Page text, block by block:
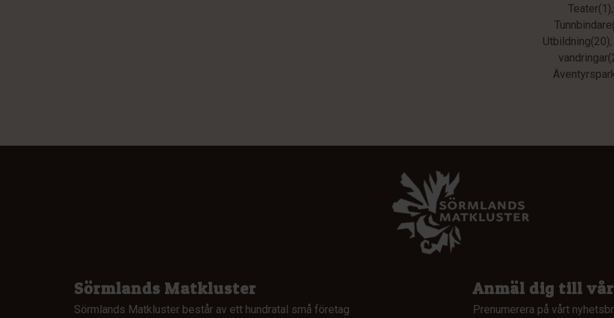
Teater(1),
Utbildning(20),
Sörmlands Matkluster
Sörmlands Matkluster består av ett hundratal små företag
Anmäl dig till
Prenumerera på vårt